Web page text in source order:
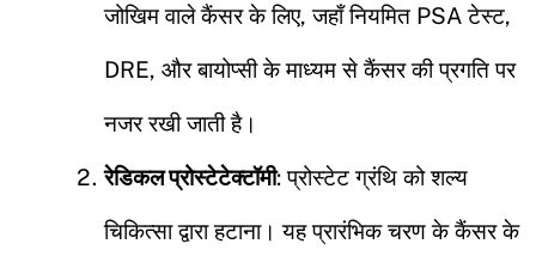
जोखिम वाले कैंसर के लिए, जहाँ नियमित PSA टेस्ट,
DRE, और बायोप्सी के माध्यम से कैंसर की प्रगति पर
नजर रखी जाती है।
रेडिकल प्रोस्टेटेक्टॉमी: प्रोस्टेट ग्रंथि को शल्य
चिकित्सा द्वारा हटाना। यह प्रारंभिक चरण के कैंसर के